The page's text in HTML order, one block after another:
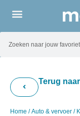
Terug
Home /Auto & vervoer /